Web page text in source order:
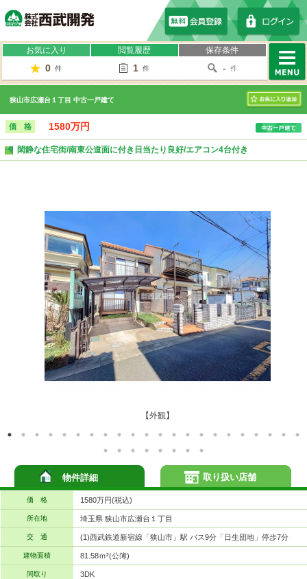
お気に入り
0 件
閲覧履歴
1 件
保存条件
- 件
MENU
狭山市広瀬台１丁目 中古一戸建て
お気に入り
価 格 1580万円
閑静な住宅街/南東公道面に付き日当たり良好/エアコン4台付き
【外観】
物件詳細
価 格 1580万円(税込)
所在地 埼玉県 狭山市広瀬台１丁目
交 通 (1)西武鉄道新宿線「狭山市」駅 バス9分「日生団地」停歩7分
建物面積 81.58ｍ²(公簿)
間取り 3DK
取り扱い店舗